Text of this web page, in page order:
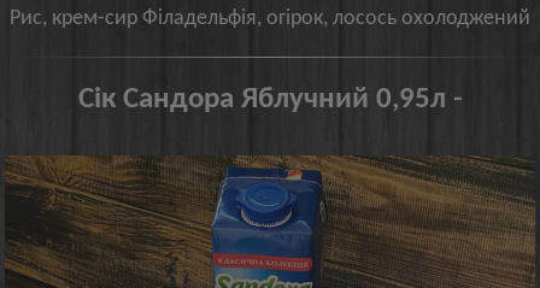
Рис, крем-сир Філадельфія, огірок, лосось охолоджений
Сік Сандора Яблучний 0,95л -